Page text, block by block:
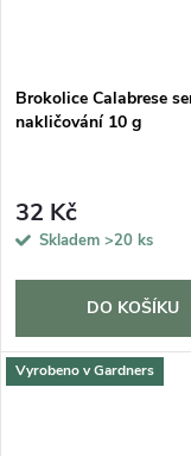
Brokolice Calabrese
nakličování 10 g
32 Kč
Skladem >20 ks
DO KOŠÍKU
Vyrobeno v Gardners